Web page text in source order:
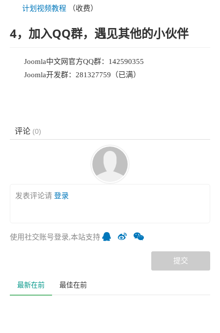
计划视频教程 （收费）
4，加入QQ群，遇见其他的小伙伴
Joomla中文网官方QQ群：142590355
Joomla开发群：281327759（已满）
评论 (0)
发表评论请 登录
使用社交账号登录,本站支持
提交
最新在前 最佳在前